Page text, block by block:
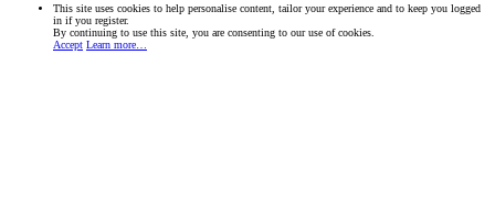
This site uses cookies to help personalise content, tailor your experience and to keep you logged
in if you register.
By continuing to use this site, you are consenting to our use of cookies.
Accept Learn more…